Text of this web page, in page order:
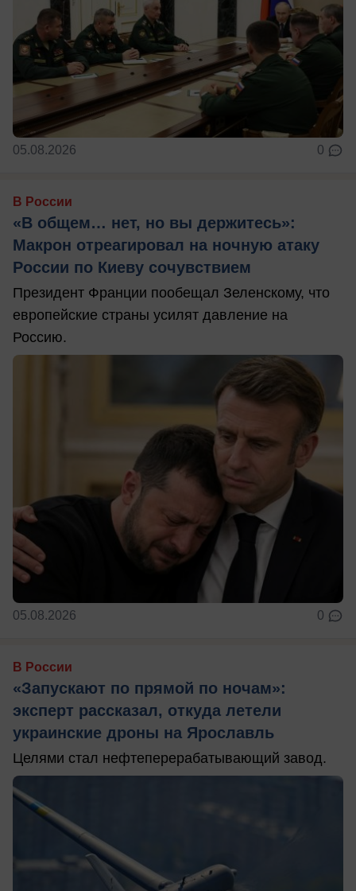
05.08.2026 0
В России
«В общем… нет, но вы держитесь»:
Макрон отреагировал на ночную атаку
России по Киеву сочувствием
Президент Франции пообещал Зеленскому, что
европейские страны усилят давление на
Россию.
05.08.2026 0
В России
«Запускают по прямой по ночам»:
эксперт рассказал, откуда летели
украинские дроны на Ярославль
Целями стал нефтеперерабатывающий завод.